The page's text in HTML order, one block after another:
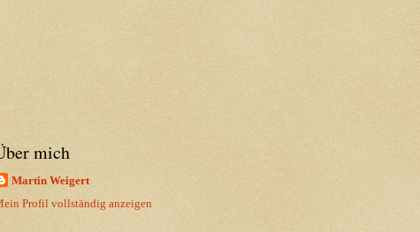
mich
Martin Weigert
Profil vollständig anzeigen